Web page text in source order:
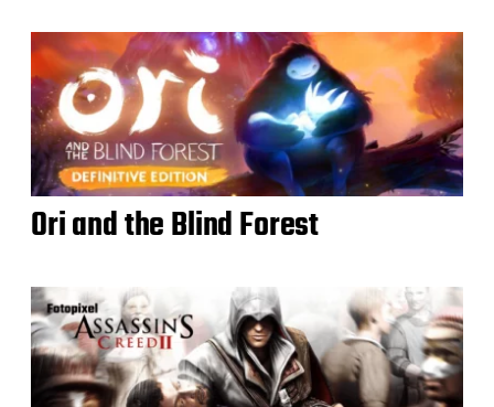
Ori and the Blind Forest